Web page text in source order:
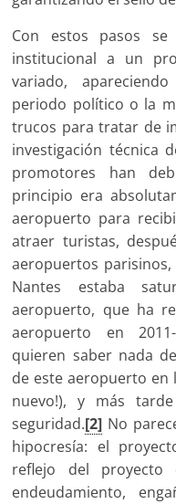
Con estos pasos
institucional a un
variado,
periodo político o la
trucos para tratar de
investigación técnica
promotores han
principio era
aeropuerto para
atraer turistas,
aeropuertos
Nantes estaba
aeropuerto, que ha
aeropuerto en
quieren saber nada
de este aeropuerto
nuevo!), y más
seguridad.[2] No
hipocresía: el
reflejo del proyecto
endeudamiento,